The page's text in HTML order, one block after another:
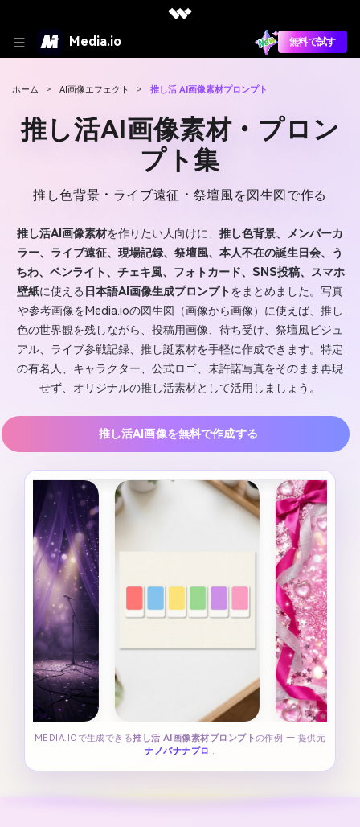
Media.io 無料で試す
ホーム > AI画像エフェクト > 推し活 AI画像素材プロンプト
推し活AI画像素材・プロン
プト集
推し色背景・ライブ遠征・祭壇風を図生図で作る
推し活AI画像素材を作りたい人向けに、 推し色背景、メンバーカ
ラー、ライブ遠征、現場記録、祭壇風、本人不在の誕生日会、う
ちわ、ペンライト、チェキ風、フォトカード、SNS投稿、スマホ
壁紙に使える 日本語AI画像生成プロンプトをまとめました。写真
や参考画像をMedia.ioの図生図（画像から画像）に使えば、推し
色の世界観を残しながら、投稿用画像、待ち受け、祭壇風ビジュ
アル、ライブ参戦記録、推し誕素材を手軽に作成できます。特定
の有名人、キャラクター、公式ロゴ、未許諾写真をそのまま再現
せず、オリジナルの推し活素材として活用しましょう。
推し活AI画像を無料で作成する
MEDIA.IOで生成できる推し活 AI画像素材プロンプトの作例 — 提供元
ナノバナナプロ .